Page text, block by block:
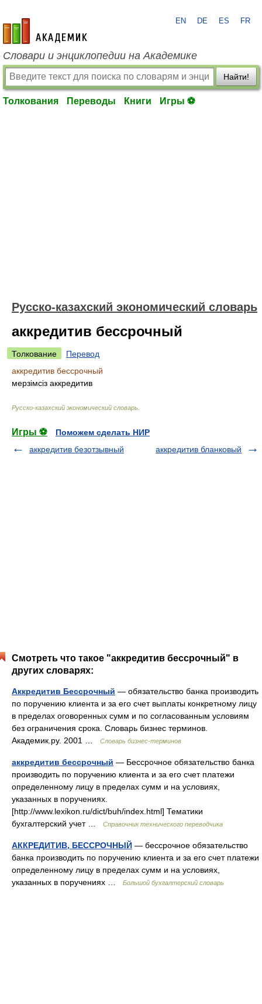
academic.ru
EN DE ES FR
Словари и энциклопедии на Академике
Найти!
Толкования Переводы Книги Игры ⚽
Русско-казахский экономический словарь
аккредитив бессрочный
Толкование
Перевод
аккредитив бессрочный
мерзімсіз аккредитив
Русско-казахский экономический словарь
Игры ⚽
Поможем сделать НИР
аккредитив безотзывный
аккредитив бланковый
Смотреть что такое "аккредитив бессрочный" в
других словарях:
Аккредитив Бессрочный — обязательство банка производить
по поручению клиента и за его счет выплаты конкретному лицу
в пределах оговоренных сумм и по согласованным условиям
без ограничения срока. Словарь бизнес терминов.
Академик.ру. 2001 …
Словарь бизнес-терминов
аккредитив бессрочный — Бессрочное обязательство банка
производить по поручению клиента и за его счет платежи
определенному лицу в пределах сумм и на условиях,
указанных в поручениях.
[http://www.lexikon.ru/dict/buh/index.html] Тематики
бухгалтерский учет …
Справочник технического переводчика
АККРЕДИТИВ, БЕССРОЧНЫЙ — бессрочное обязательство
банка производить по поручению клиента и за его счет платежи
определенному лицу в пределах сумм и на условиях,
указанных в поручениях …
Большой бухгалтерский словарь